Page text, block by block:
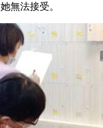
無法接受。